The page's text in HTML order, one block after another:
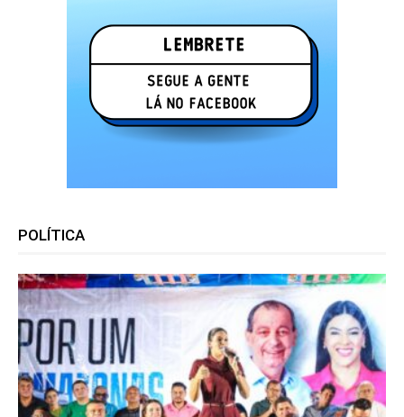
POLÍTICA